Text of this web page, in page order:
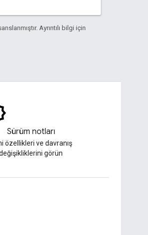
Ayrıntılı bilgi için
Sürüm notları
özellikleri ve davranış
görün